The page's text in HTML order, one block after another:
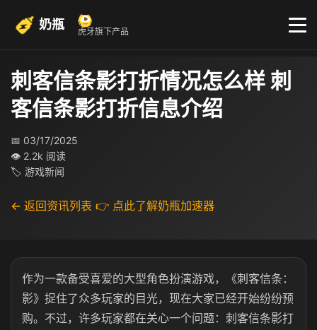
奶瓶 虎牙旗下产品
刺客信条影打折情况怎么样 刺
客信条影打折信息介绍
📅 03/17/2025
👁 2.2k 阅读
🏷 游戏新闻
← 返回资讯列表 👉 点此了解奶瓶加速器
作为一款备受喜爱的大型角色扮演游戏，《刺客信条：
影》捉住了众多玩家的目光，现在大家已经开始纷纷预
购。不过，许多玩家都在关心一个问题：刺客信条影打